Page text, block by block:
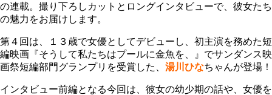
の連載。撮り下ろしカットとロングインタビューで、彼女たち
の魅力をお届けします。
第４回は、１３歳で女優としてデビューし、初主演を務めた短
編映画『そうして私たちはプールに金魚を、』でサンダンス映
画祭短編部門グランプリを受賞した、 湯川ひなちゃんが登場！
インタビュー前編となる今回は、彼女の幼少期の話や、女優を